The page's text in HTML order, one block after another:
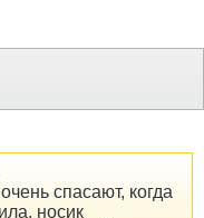
спасают, когда
носик